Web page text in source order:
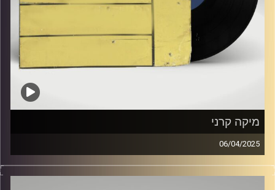
מיקה קרני
06/04/2025
שעה של מוזיקה ישראלית עם רומי פינטו